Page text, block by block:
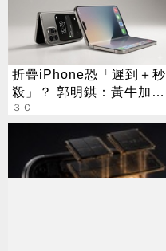
折疊iPhone恐「遲到＋秒
殺」？ 郭明錤：黃牛加價
100%不無可能
３Ｃ